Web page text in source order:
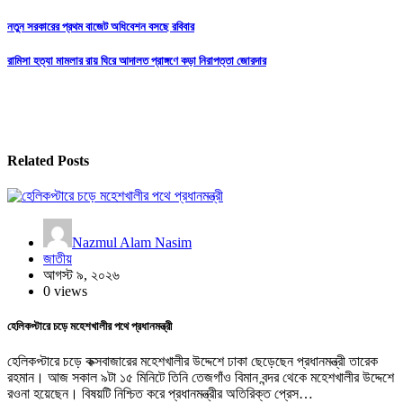
Post
navigation
নতুন সরকারের প্রথম বাজেট অধিবেশন বসছে রবিবার
রামিসা হত্যা মামলার রায় ঘিরে আদালত প্রাঙ্গণে কড়া নিরাপত্তা জোরদার
Related Posts
Nazmul Alam Nasim
জাতীয়
আগস্ট ৯, ২০২৬
0 views
হেলিকপ্টারে চড়ে মহেশখালীর পথে প্রধানমন্ত্রী
হেলিকপ্টারে চড়ে কক্সবাজারের মহেশখালীর উদ্দেশে ঢাকা ছেড়েছেন প্রধানমন্ত্রী তারেক
রহমান। আজ সকাল ৯টা ১৫ মিনিটে তিনি তেজগাঁও বিমান বন্দর থেকে মহেশখালীর উদ্দেশে
রওনা হয়েছেন। বিষয়টি নিশ্চিত করে প্রধানমন্ত্রীর অতিরিক্ত প্রেস…